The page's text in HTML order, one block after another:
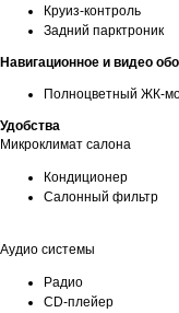
Круиз-контроль
Задний парктроник
Навигационное и видео
Полноцветный ЖК-
Удобства
Микроклимат салона
Кондиционер
Салонный фильтр
Аудио системы
Радио
CD-плейер